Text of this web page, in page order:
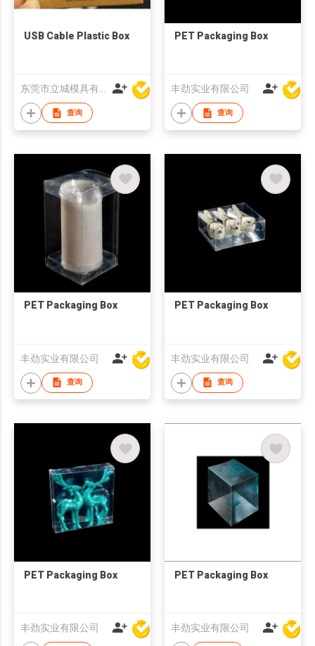
USB Cable Plastic Box
东莞市立城模具有限公司
查询
PET Packaging Box
丰劲实业有限公司
查询
PET Packaging Box
丰劲实业有限公司
查询
PET Packaging Box
丰劲实业有限公司
查询
PET Packaging Box
丰劲实业有限公司
PET Packaging Box
丰劲实业有限公司